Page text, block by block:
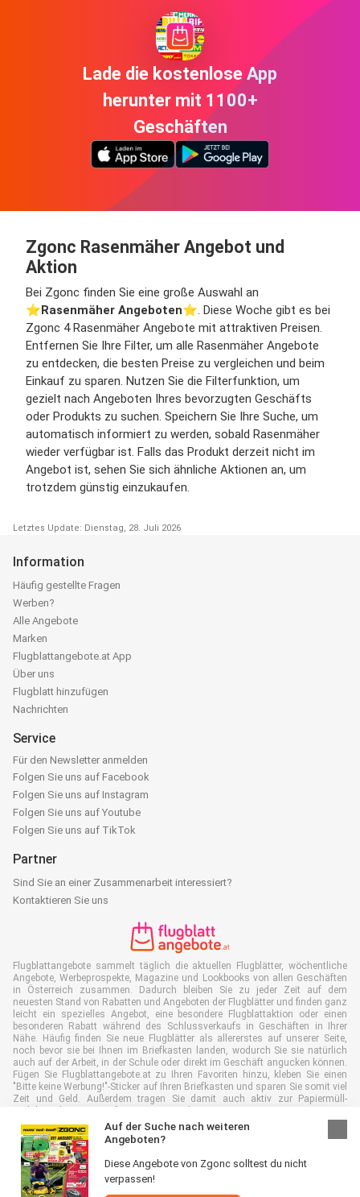
Lade die kostenlose App
herunter mit 1100+
Geschäften
Zgonc Rasenmäher Angebot und
Aktion
Bei Zgonc finden Sie eine große Auswahl an
⭐️Rasenmäher Angeboten⭐️. Diese Woche gibt es bei
Zgonc 4 Rasenmäher Angebote mit attraktiven Preisen.
Entfernen Sie Ihre Filter, um alle Rasenmäher Angebote
zu entdecken, die besten Preise zu vergleichen und beim
Einkauf zu sparen. Nutzen Sie die Filterfunktion, um
gezielt nach Angeboten Ihres bevorzugten Geschäfts
oder Produkts zu suchen. Speichern Sie Ihre Suche, um
automatisch informiert zu werden, sobald Rasenmäher
wieder verfügbar ist. Falls das Produkt derzeit nicht im
Angebot ist, sehen Sie sich ähnliche Aktionen an, um
trotzdem günstig einzukaufen.
Letztes Update: Dienstag, 28. Juli 2026
Auf der Suche nach weiteren
Angeboten?
Diese Angebote von Zgonc solltest du nicht
verpassen!
Information
Häufig gestellte Fragen
Werben?
Alle Angebote
Marken
Flugblattangebote.at App
Über uns
Flugblatt hinzufügen
Nachrichten
Service
Für den Newsletter anmelden
Folgen Sie uns auf Facebook
Folgen Sie uns auf Instagram
Folgen Sie uns auf Youtube
Folgen Sie uns auf TikTok
Partner
Sind Sie an einer Zusammenarbeit interessiert?
Kontaktieren Sie uns
Flugblattangebote sammelt täglich die aktuellen Flugblätter, wöchentliche
Angebote, Werbeprospekte, Magazine und Lookbooks von allen Geschäften
in Österreich zusammen. Dadurch bleiben Sie zu jeder Zeit auf dem
neuesten Stand von Rabatten und Angeboten der Flugblätter und finden ganz
leicht ein spezielles Angebot, eine besondere Flugblattaktion oder einen
besonderen Rabatt während des Schlussverkaufs in Geschäften in Ihrer
Nähe. Häufig finden Sie neue Flugblätter als allererstes auf unserer Seite,
noch bevor sie bei Ihnen im Briefkasten landen, wodurch Sie sie natürlich
auch auf der Arbeit, in der Schule oder direkt im Geschäft angucken können.
Fügen Sie Flugblattangebote.at zu Ihren Favoriten hinzu, kleben Sie einen
"Bitte keine Werbung!"-Sticker auf Ihren Briefkasten und sparen Sie somit viel
Zeit und Geld. Außerdem tragen Sie damit auch aktiv zur Papiermüll-
Reduktion bei, was gut für unsere Umwelt ist.
Alle Rechte vorbehalten © Flugblattangebote.at 2026 |